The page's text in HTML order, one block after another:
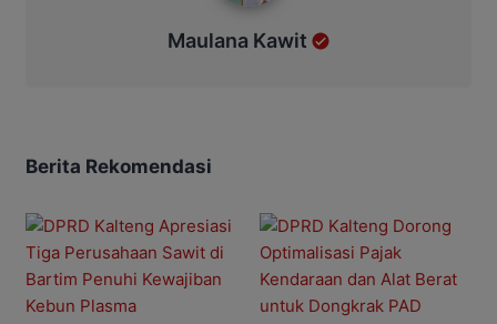
Maulana Kawit
Berita Rekomendasi